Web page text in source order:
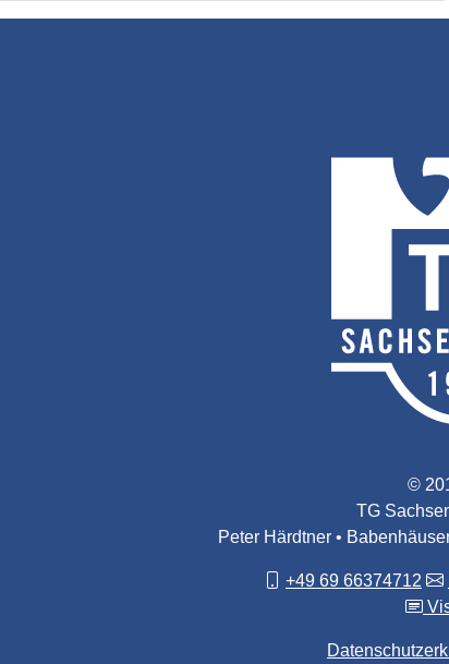
©
TG
Peter Härdtner •
+49 69 66374712